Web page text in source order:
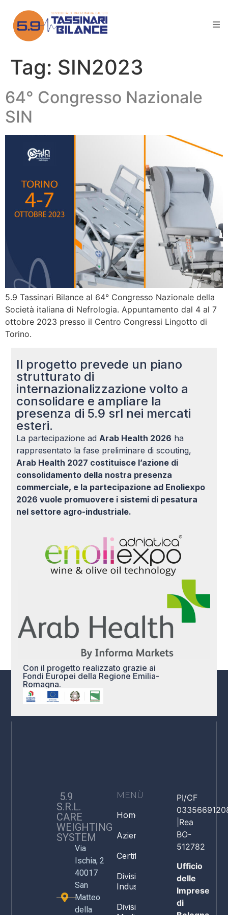
Tag: SIN2023
64° Congresso Nazionale
SIN
5.9 Tassinari Bilance al 64° Congresso Nazionale della
Società italiana di Nefrologia. Appuntamento dal 4 al 7
ottobre 2023 presso il Centro Congressi Lingotto di
Torino.
Il progetto prevede un piano
strutturato di
internazionalizzazione volto a
consolidare e ampliare la
presenza di 5.9 srl nei mercati
esteri.
La partecipazione adArab Health 2026 ha
rappresentato la fase preliminare di scouting,
Arab Health 2027 costituisce l’azione di
consolidamento della nostra presenza
commerciale, e la partecipazione ad Enoliexpo
2026 vuole promuovere i sistemi di pesatura
nel settore agro-industriale.
Con il progetto realizzato grazie ai
Fondi Europei della Regione Emilia-
Romagna.
5.9
S.R.L.
CARE
WEIGHTING
SYSTEM
Via
Ischia, 2
40017
San
Matteo
della
MENÙ
Home
Azienda
Certificazioni
Divisione
Industria
Divisione
PI/CF
|Rea
BO-
512782
Ufficio
delle
Imprese
di